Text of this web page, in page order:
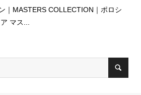
｜MASTERS COLLECTION｜ポロシ
マス...